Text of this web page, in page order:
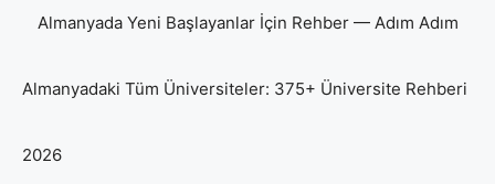
Almanyada Yeni Başlayanlar İçin Rehber — Adım Adım
Almanyadaki Tüm Üniversiteler: 375+ Üniversite Rehberi
2026